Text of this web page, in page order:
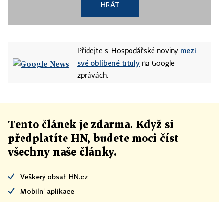
HRÁT
Přidejte si Hospodářské noviny mezi
své oblíbené tituly na Google
zprávách.
Tento článek je zdarma. Když si
předplatíte HN, budete moci číst
všechny naše články.
Veškerý obsah HN.cz
Mobilní aplikace